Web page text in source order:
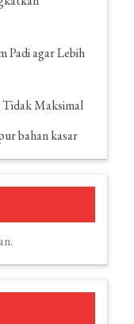
Padi agar Lebih
Tidak Maksimal
bahan kasar